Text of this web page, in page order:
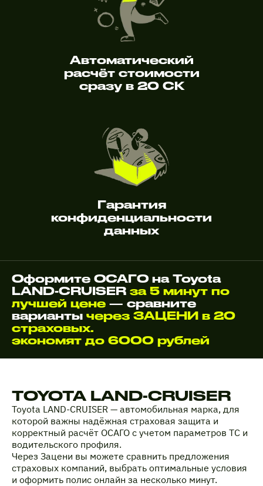
Автоматический
расчёт стоимости
сразу в 20 СК
Гарантия
конфиденциальности
данных
Оформите ОСАГО на Toyota
LAND-CRUISER за 5 минут по
лучшей цене — сравните
варианты через ЗАЦЕНИ в 20
страховых.
экономят до 6000 рублей
TOYOTA LAND-CRUISER
Toyota LAND-CRUISER — автомобильная марка, для
которой важны надёжная страховая защита и
корректный расчёт ОСАГО с учетом параметров ТС и
водительского профиля.
Через Зацени вы можете сравнить предложения
страховых компаний, выбрать оптимальные условия
и оформить полис онлайн за несколько минут.